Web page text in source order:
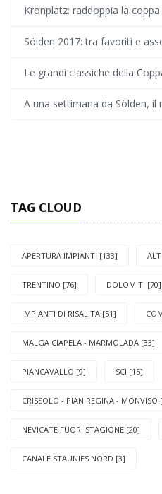
Kronplatz: raddoppia la coppa
Sölden 2017: tra favoriti e
Le grandi classiche della
A una settimana da Sölden, il
TAG CLOUD
APERTURA IMPIANTI [133]
TRENTINO [76] DOLOMITI [70]
IMPIANTI DI RISALITA [51]
MALGA CIAPELA - MARMOLADA [33]
PIANCAVALLO [9] SCI [15]
CRISSOLO - PIAN REGINA - MONVISO
NEVICATE FUORI STAGIONE [20]
CANALE STAUNIES NORD [3]